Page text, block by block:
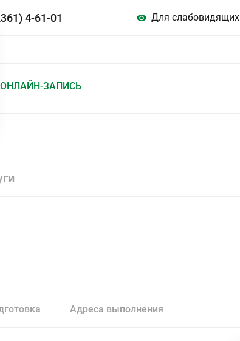
4-61-01 Для слабовидящих
ОНЛАЙН-ЗАПИСЬ
Адреса выполнения